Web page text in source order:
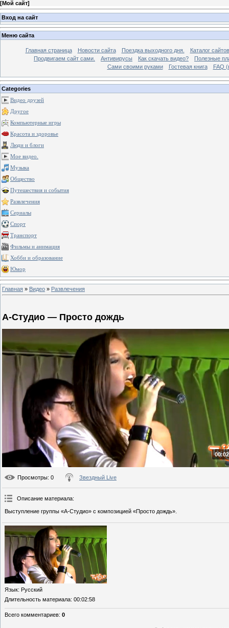
[Мой сайт]
Вход на сайт
Меню сайта
Главная страница Новости сайта Поездка выходного дня.
Каталог сайтов
Продвигаем сайт сами.
Антивирусы Как скачать видео?
Полезные
Сами своими руками
Гостевая книга FAQ
Categories
Видео друзей
Другое
Компьютерные игры
Красота и здоровье
Люди и блоги
Мое видео.
Музыка
Общество
Путешествия и события
Развлечения
Сериалы
Спорт
Транспорт
Фильмы и анимация
Хобби и образование
Юмор
Главная » Видео » Развлечения
А-Студио — Просто дождь
Просмотры: 0 Звездный Live
Описание материала:
Выступление группы «А-Студио» с композицией «Просто дождь».
Язык: Русский
Длительность материала: 00:02:58
Всего комментариев: 0